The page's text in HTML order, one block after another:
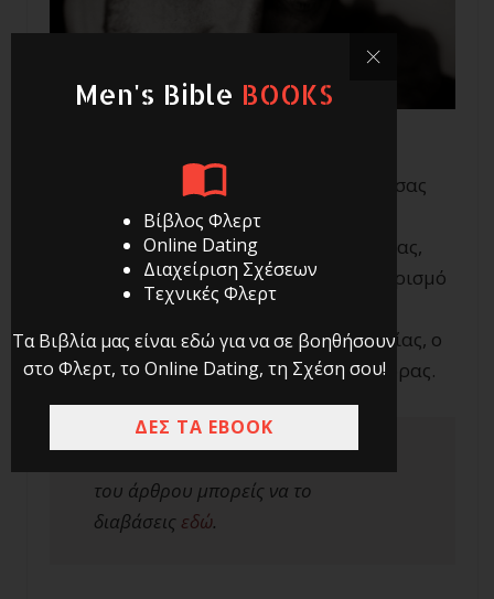
Και αφού την προηγούμενη εβδομάδα, σας
περιέγραψα με ζοφερά χρώματα την
σύγχρονη κρίση της ανδρικής ταυτότητας,
σήμερα θα επανέλθω με τον δικό μου ορισμό
του τι σημαίνει άνδρας. Και όχι
οποιοσδήποτε άνδρας, αλλά Άνδρας Αξίας, ο
ολοκληρωμένος δηλαδή σύγχρονος άνδρας.
του άρθρου μπορείς να το
διαβάσεις εδώ.
Men's Bible BOOKS
Βίβλος Φλερτ
Online Dating
Διαχείριση Σχέσεων
Τεχνικές Φλερτ
Τα Βιβλία μας είναι εδώ για να σε βοηθήσουν
στο Φλερτ, το Online Dating, τη Σχέση σου!
ΔΕΣ ΤΑ EBOOK